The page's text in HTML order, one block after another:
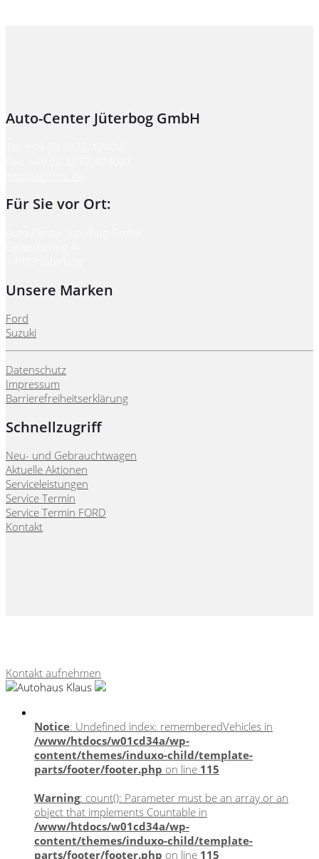
Auto-Center Jüterbog GmbH
Für Sie vor Ort:
Unsere Marken
Ford
Suzuki
Datenschutz
Impressum
Barrierefreiheitserklärung
Schnellzugriff
Neu- und Gebrauchtwagen
Aktuelle Aktionen
Serviceleistungen
Service Termin
Service Termin FORD
Kontakt
Kontakt aufnehmen
Notice: Undefined index: rememberedVehicles in
/www/htdocs/w01cd34a/wp-
content/themes/induxo-child/template-
parts/footer/footer.php on line 115
Warning: count(): Parameter must be an array or an
object that implements Countable in
/www/htdocs/w01cd34a/wp-
content/themes/induxo-child/template-
parts/footer/footer.php on line 115